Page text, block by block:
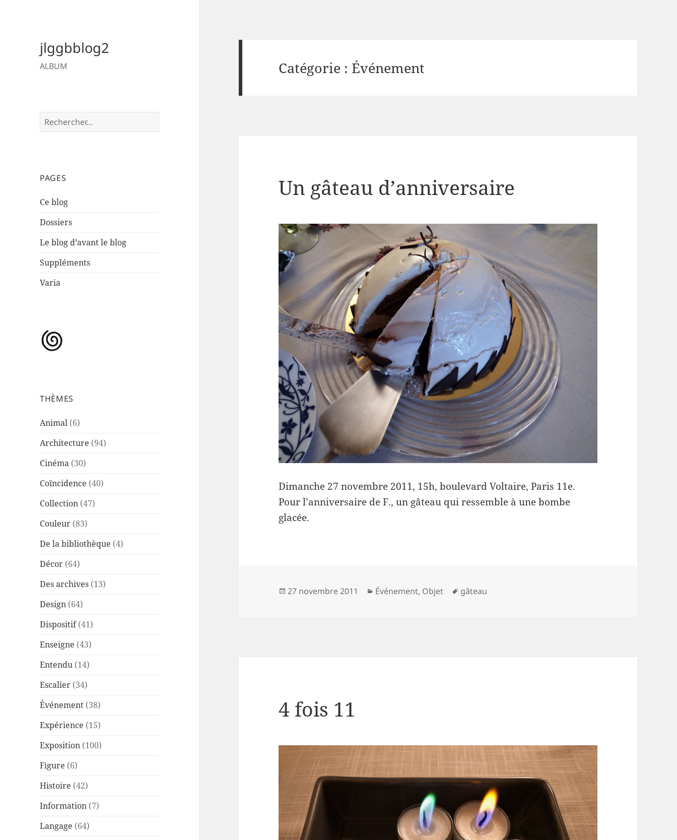
jlggbblog2
ALBUM
Rechercher :
PAGES
Ce blog
Dossiers
Le blog d’avant le blog
Suppléments
Varia
THÈMES
Animal (6)
Architecture (94)
Cinéma (30)
Coïncidence (40)
Collection (47)
Couleur (83)
De la bibliothèque (4)
Décor (64)
Des archives (13)
Design (64)
Dispositif(41)
Enseigne (43)
Entendu (14)
Escalier (34)
Événement (38)
Expérience (15)
Exposition (100)
Figure (6)
Histoire (42)
Information (7)
Langage (64)
Catégorie : Événement
Un gâteau d’anniversaire
Dimanche 27 novembre 2011, 15h, boulevard Voltaire, Paris 11e.
Pour l’anniversaire de F., un gâteau qui ressemble à une bombe
glacée.
Publié
27 novembre 2011 Catégories
Événement, Objet
Mots-
gâteau
4 fois 11